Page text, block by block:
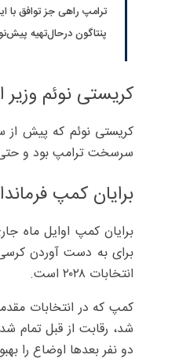
ترامپ راهی جز توافق با
پنتاگون درحال‌تهیه
کریستی نوئم
کریستی نوئم که پیش از
سرسخت ترامپ بود و
برایان کمپ
برایان کمپ اوایل ماه
برای به دست آوردن
انتخابات ۲۰۲۸ است.
کمپ که در انتخابات
شد، رقابت از قبل تمام
دو نفر بعدها اوضاع را